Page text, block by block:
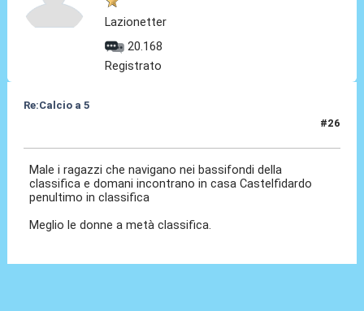
Lazionetter
20.168
Registrato
Re:Calcio a 5
#26
Male i ragazzi che navigano nei bassifondi della
classifica e domani incontrano in casa Castelfidardo
penultimo in classifica
Meglio le donne a metà classifica.